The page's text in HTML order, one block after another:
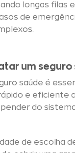
longas filas
de
um seguro
saúde é
e eficiente
do
de escolha